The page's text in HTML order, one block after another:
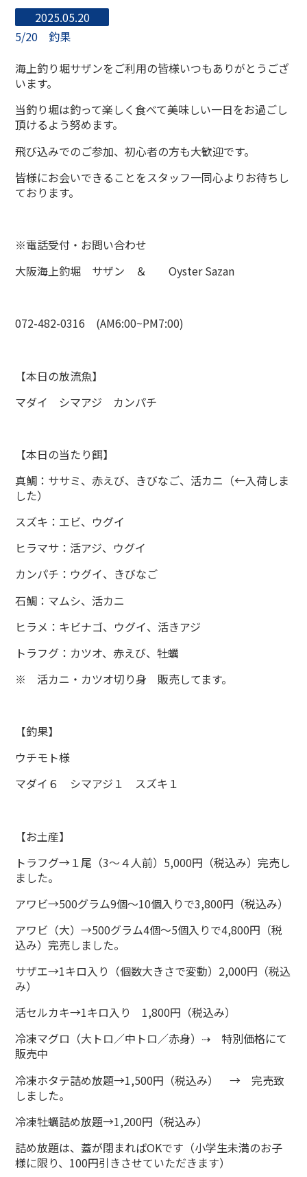
2025.05.20
5/20 釣果
海上釣り堀サザンをご利用の皆様いつもありがとうござ
います。
当釣り堀は釣って楽しく食べて美味しい一日をお過ごし
頂けるよう努めます。
飛び込みでのご参加、初心者の方も大歓迎です。
皆様にお会いできることをスタッフ一同心よりお待ちし
ております。
※電話受付・お問い合わせ
大阪海上釣堀 サザン ＆ Oyster Sazan
072-482-0316 (AM6:00~PM7:00)
【本日の放流魚】
マダイ シマアジ カンパチ
【本日の当たり餌】
真鯛：ササミ、赤えび、きびなご、活カニ（←入荷しま
した）
スズキ：エビ、ウグイ
ヒラマサ：活アジ、ウグイ
カンパチ：ウグイ、きびなご
石鯛：マムシ、活カニ
ヒラメ：キビナゴ、ウグイ、活きアジ
トラフグ：カツオ、赤えび、牡蠣
※ 活カニ・カツオ切り身 販売してます。
【釣果】
ウチモト様
マダイ６ シマアジ１ スズキ１
【お土産】
トラフグ→１尾（3～４人前）5,000円（税込み）完売し
ました。
アワビ→500グラム9個～10個入りで3,800円（税込み）
アワビ（大）→500グラム4個～5個入りで4,800円（税
込み）完売しました。
サザエ→1キロ入り（個数大きさで変動）2,000円（税込
み）
活セルカキ→1キロ入り 1,800円（税込み）
冷凍マグロ（大トロ／中トロ／赤身）⇢ 特別価格にて
販売中
冷凍ホタテ詰め放題→1,500円（税込み） → 完売致
しました。
冷凍牡蠣詰め放題→1,200円（税込み）
詰め放題は、蓋が閉まればOKです（小学生未満のお子
様に限り、100円引きさせていただきます）